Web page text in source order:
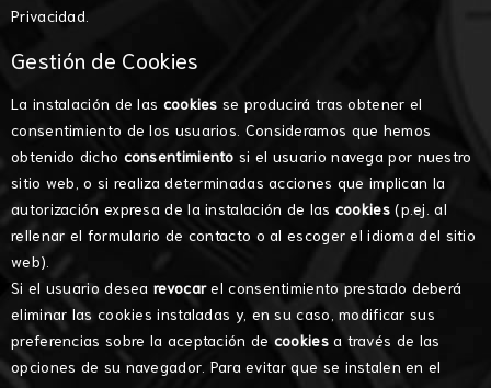
Privacidad
Gestión de Cookies
La instalación de las cookies se producirá tras obtener el
consentimiento de los usuarios. Consideramos que hemos
obtenido dicho consentimientosi el usuario navega por nuestro
sitio web, o si realiza determinadas acciones que implican la
autorización expresa de la instalación de las cookies(p.ej. al
rellenar el formulario de contacto o al escoger el idioma del sitio
web).
Si el usuario desea revocarel consentimiento prestado deberá
eliminar las cookies instaladas y, en su caso, modificar sus
preferencias sobre la aceptación decookiesa través de las
opciones de su navegador. Para evitar que se instalen en el